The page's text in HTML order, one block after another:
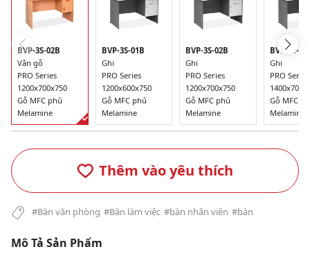
BVP-3S-02B
Vân gỗ
PRO Series
1200x700x750
Gỗ MFC phủ
Melamine
BVP-3S-01B
Ghi
PRO Series
1200x600x750
Gỗ MFC phủ
Melamine
BVP-3S-02B
Ghi
PRO Series
1200x700x750
Gỗ MFC phủ
Melamine
BVP-3S-
Ghi
PRO Series
Gỗ MFC
Melamine
Thêm vào yêu thích
#Bàn văn phòng #Bàn làm việc #bàn nhân viên #bàn
Mô Tả Sản Phẩm